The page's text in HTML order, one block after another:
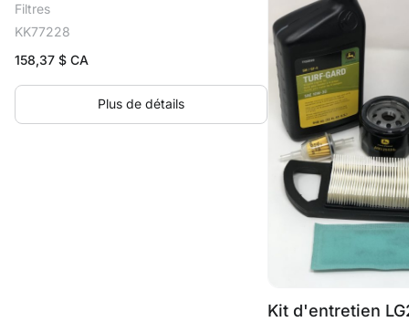
Filtres
KK77228
158,37 $ CA
Plus de détails
Kit d'entretien